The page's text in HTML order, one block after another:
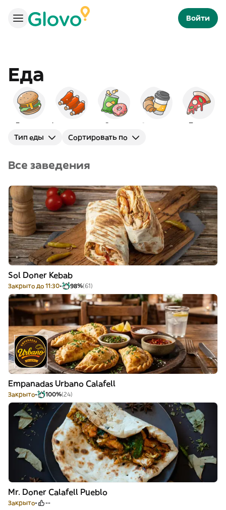
Войти
Еда
Бургеры Снэки Завтраки Пицца
Тип еды Сортировать по
Все заведения
Sol Doner Kebab
Закрыто до 11:30 98%(61)
Empanadas Urbano Calafell
Закрыто 100%(24)
Mr. Doner Calafell Pueblo
Закрыто --